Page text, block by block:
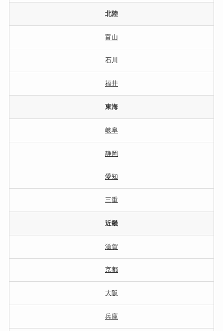
北陸
富山
石川
福井
東海
岐阜
静岡
愛知
三重
近畿
滋賀
京都
大阪
兵庫